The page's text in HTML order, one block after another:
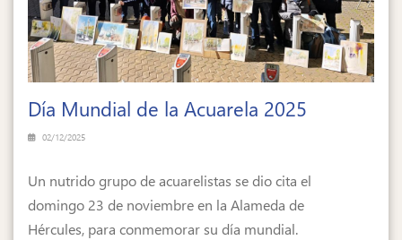
Día Mundial de la Acuarela 2025
02/12/2025
Un nutrido grupo de acuarelistas se dio cita el
domingo 23 de noviembre en la Alameda de
Hércules, para conmemorar su día mundial.